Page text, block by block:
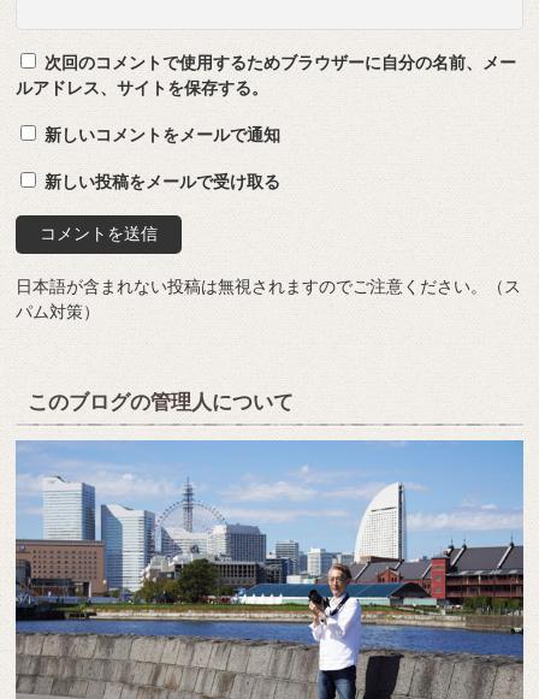
次回のコメントで使用するためブラウザーに自分の名前、メー
ルアドレス、サイトを保存する。
新しいコメントをメールで通知
新しい投稿をメールで受け取る
日本語が含まれない投稿は無視されますのでご注意ください。（ス
パム対策）
このブログの管理人について